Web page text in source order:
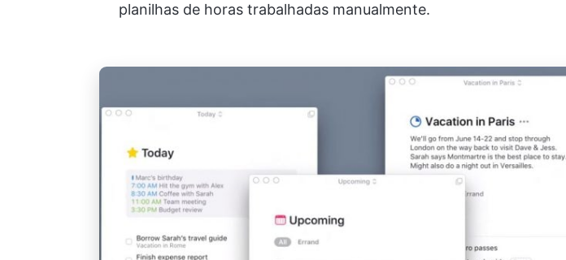
planilhas de horas trabalhadas manualmente.